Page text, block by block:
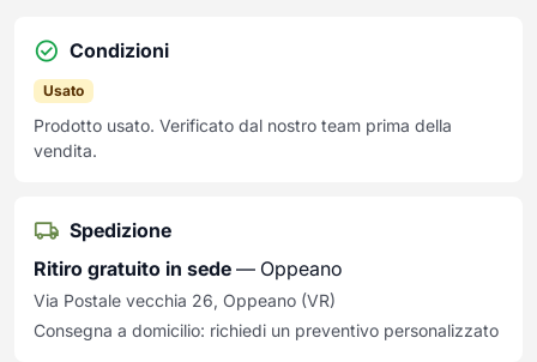
Condizioni
Usato
Prodotto usato. Verificato dal nostro team prima della
vendita.
Spedizione
Ritiro gratuito in sede — Oppeano
Via Postale vecchia 26, Oppeano (VR)
Consegna a domicilio: richiedi un preventivo personalizzato